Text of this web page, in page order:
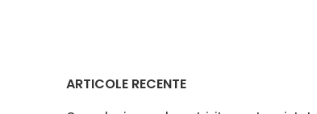
ARTICOLE RECENTE